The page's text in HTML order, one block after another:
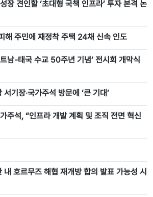
장 견인할 ‘초대형 국책 인프라’ 투자 본격 논
해 주민에 재정착 주택 24채 신속 인도
남-태국 수교 50주년 기념’ 전시회 개막식
기장‧국가주석 방문에 ‘큰 기대’
주석, “인프라 개발 계획 및 조직 전면 혁신
호르무즈 해협 재개방 합의 발표 가능성 시